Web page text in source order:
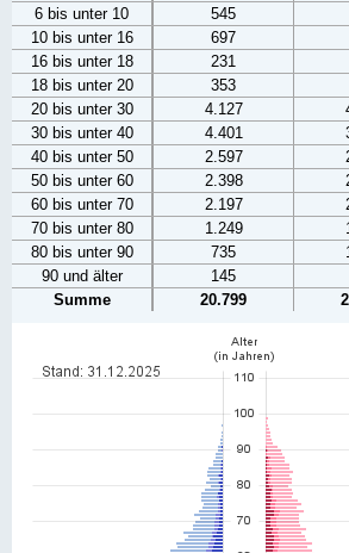
6 bis unter 10
545
10 bis unter 16
697
16 bis unter 18
231
18 bis unter 20
353
20 bis unter 30
4.127
30 bis unter 40
4.401
40 bis unter 50
2.597
50 bis unter 60
2.398
60 bis unter 70
2.197
70 bis unter 80
1.249
80 bis unter 90
735
90 und älter
145
Summe
20.799